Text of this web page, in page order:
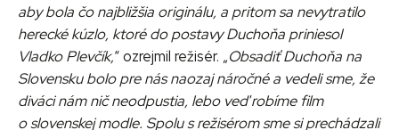
aby bola čo najbližšia originálu, a pritom sa nevytratilo
herecké kúzlo, ktoré do postavy Duchoňa priniesol
Vladko Plevčík,“ ozrejmil režisér. „Obsadiť Duchoňa na
Slovensku bolo pre nás naozaj náročné a vedeli sme, že
diváci nám nič neodpustia, lebo veď robíme film
o slovenskej modle. Spolu s režisérom sme si prechádzali